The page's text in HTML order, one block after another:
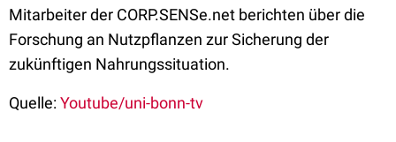
Mitarbeiter der CORP.SENSe.net berichten über die
Forschung an Nutzpflanzen zur Sicherung der
zukünftigen Nahrungssituation.
Quelle:Youtube/uni-bonn-tv